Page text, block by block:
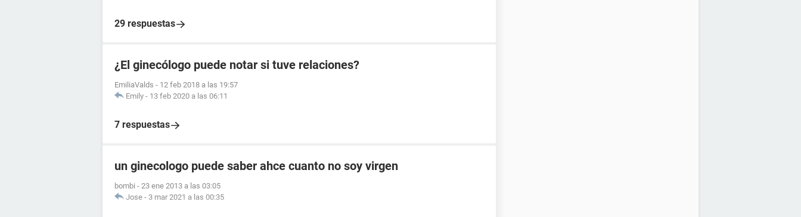
29 respuestas
¿El ginecólogo puede notar si tuve relaciones?
EmiliaValds - 12 feb 2018 a las 19:57
Emily - 13 feb 2020 a las 06:11
7 respuestas
un ginecologo puede saber ahce cuanto no soy virgen
bombi - 23 ene 2013 a las 03:05
Jose - 3 mar 2021 a las 00:35